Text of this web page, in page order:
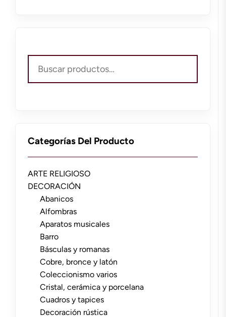
por:
Categorías Del Producto
ARTE RELIGIOSO
DECORACIÓN
Abanicos
Alfombras
Aparatos musicales
Barro
Básculas y romanas
Cobre, bronce y latón
Coleccionismo varios
Cristal, cerámica y porcelana
Cuadros y tapices
Decoración rústica